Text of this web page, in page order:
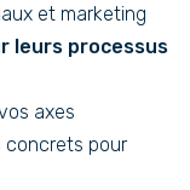
et marketing
leurs processus
axes
concrets pour